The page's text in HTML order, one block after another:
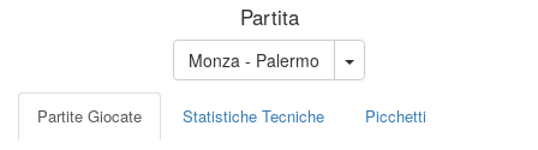
Partita
Monza - Palermo
Partite Giocate Statistiche Tecniche Picchetti